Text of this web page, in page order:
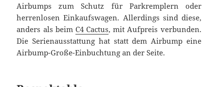
Airbumps zum Schutz für Parkremplern oder
herrenlosen Einkaufswagen. Allerdings sind diese,
anders als beim C4 Cactus, mit Aufpreis verbunden.
Die Serienausstattung hat statt dem Airbump eine
Airbump-Große-Einbuchtung an der Seite.